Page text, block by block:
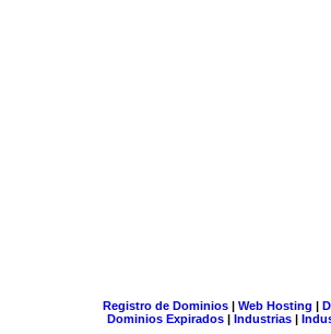
Registro de Dominios| Web Hosting |
Dominios Expirados | Industrias |